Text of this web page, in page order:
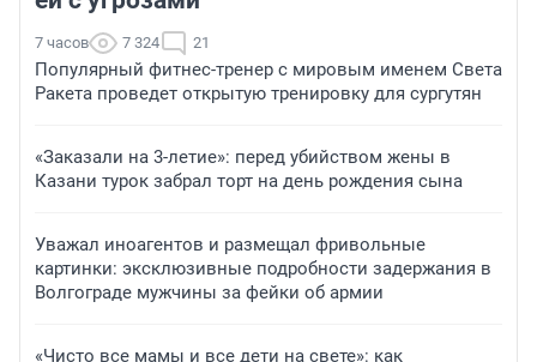
7 часов 7 324 21
Популярный фитнес-тренер с мировым именем Света
Ракета проведет открытую тренировку для сургутян
«Заказали на 3-летие»: перед убийством жены в
Казани турок забрал торт на день рождения сына
Уважал иноагентов и размещал фривольные
картинки: эксклюзивные подробности задержания в
Волгограде мужчины за фейки об армии
«Чисто все мамы и все дети на свете»: как